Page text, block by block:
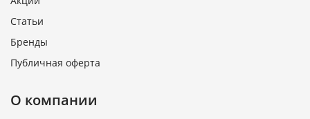
Статьи
Бренды
Публичная оферта
О компании